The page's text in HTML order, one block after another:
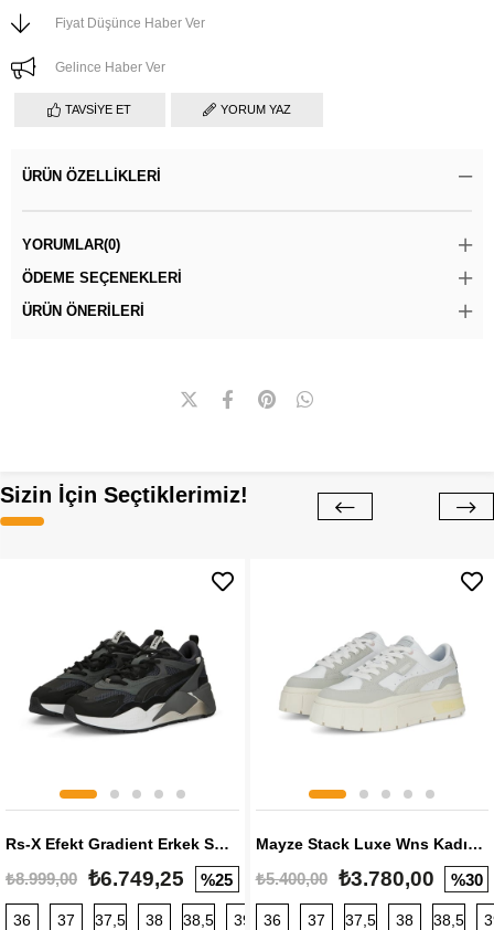
Fiyat Düşünce Haber Ver
Gelince Haber Ver
TAVSIYE ET YORUM YAZ
ÜRÜN ÖZELLIKLERI
YORUMLAR(0)
ÖDEME SEÇENEKLERI
ÜRÜN ÖNERILERI
Sizin İçin Seçtiklerimiz!
Rs-X Efekt Gradient Erkek Sneaker
₺8.999,00 ₺6.749,25 %25
36 37 37,5 38 38,5 39 40 40,5 41 42 42,5
Mayze Stack Luxe Wns Kadın Sneaker
₺5.400,00 ₺3.780,00 %30
36 37 37,5 38 38,5